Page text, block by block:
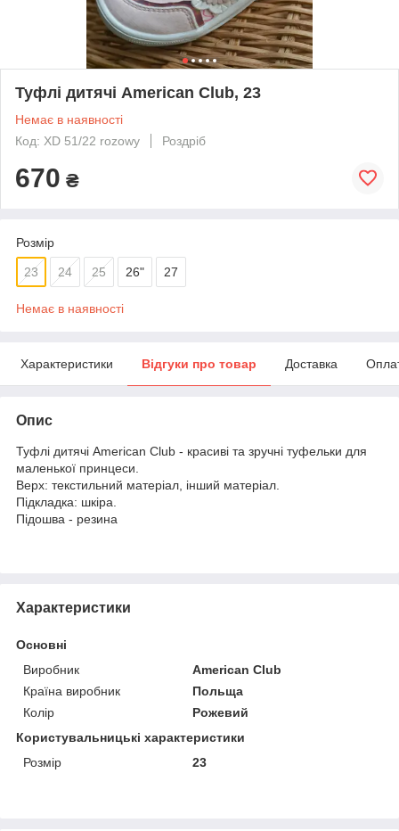
Туфлі дитячі American Club, 23
Немає в наявності
Код: XD 51/22 rozowy
Роздріб
670 ₴
Розмір
23 24 25 26" 27
Немає в наявності
Характеристики Відгуки про товар Доставка
Опис
Туфлі дитячі American Club - красиві та зручні туфельки для
маленької принцеси.
Верх: текстильний матеріал, інший матеріал.
Підкладка: шкіра.
Підошва - резина
Характеристики
Основні
Виробник
American Club
Країна виробник
Польща
Колір
Рожевий
Користувальницькі характеристики
Розмір
23